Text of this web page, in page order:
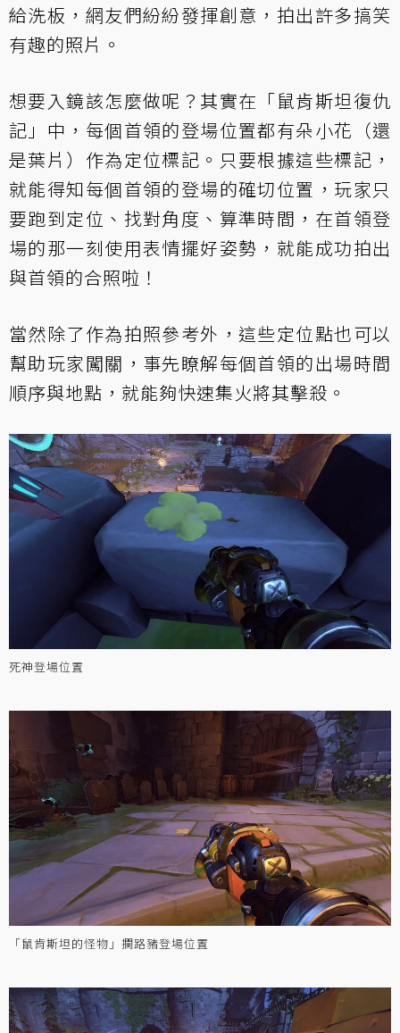
給洗板，網友們紛紛發揮創意，拍出許多搞笑
有趣的照片。
想要入鏡該怎麼做呢？其實在「鼠肯斯坦復仇
記」中，每個首領的登場位置都有朵小花（還
是葉片）作為定位標記。只要根據這些標記，
就能得知每個首領的登場的確切位置，玩家只
要跑到定位、找對角度、算準時間，在首領登
場的那一刻使用表情擺好姿勢，就能成功拍出
與首領的合照啦！
當然除了作為拍照參考外，這些定位點也可以
幫助玩家闖關，事先瞭解每個首領的出場時間
順序與地點，就能夠快速集火將其擊殺。
死神登場位置
「鼠肯斯坦的怪物」攔路豬登場位置